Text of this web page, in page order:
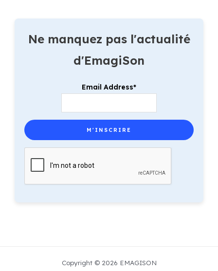
Ne manquez pas l'actualité
d'EmagiSon
Email Address*
Copyright © 2026 EMAGISON